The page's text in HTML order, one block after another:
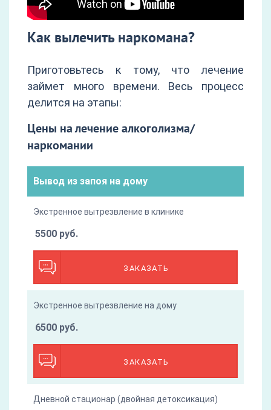
Как вылечить наркомана?
Приготовьтесь к тому, что лечение
займет много времени. Весь процесс
делится на этапы:
Цены на лечение алкоголизма/
наркомании
Вывод из запоя на дому
Экстренное вытрезвление в клинике
ЗАКАЗАТЬ
5500 руб.
Экстренное вытрезвление на дому
ЗАКАЗАТЬ
6500 руб.
Дневной стационар (двойная детоксикация)